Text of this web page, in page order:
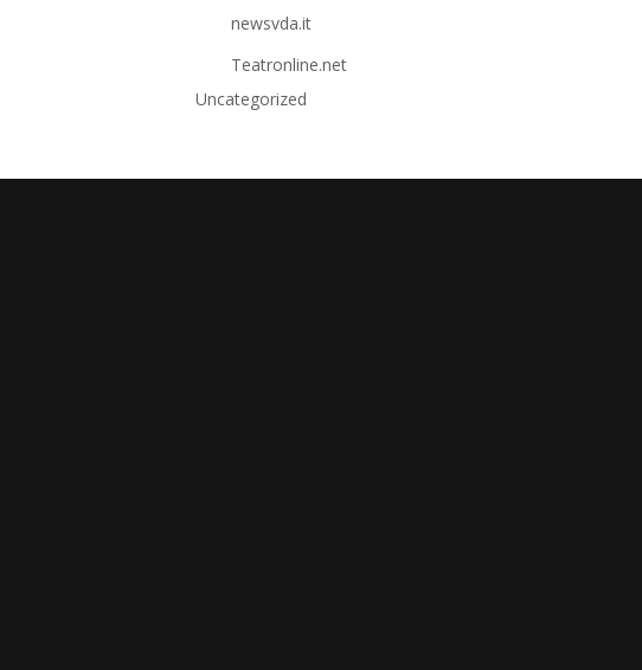
newsvda.it
Teatronline.net
Uncategorized